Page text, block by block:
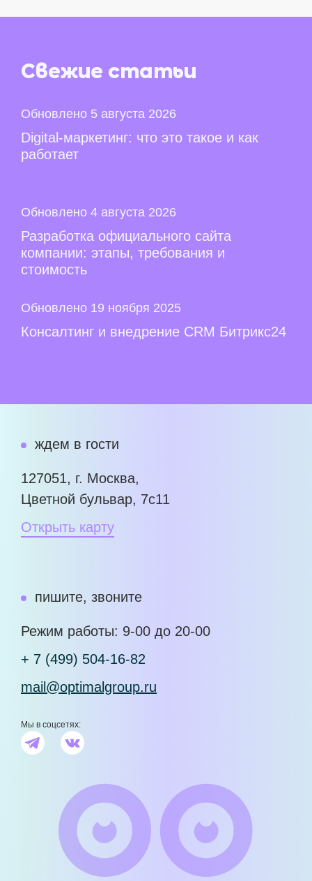
Свежие статьи
Обновлено 5 августа 2026
Digital-маркетинг: что это такое и как
работает
Обновлено 4 августа 2026
Разработка официального сайта
компании: этапы, требования и
стоимость
Обновлено 19 ноября 2025
Консалтинг и внедрение CRM Битрикс24
ждем в гости
127051, г. Москва,
Цветной бульвар, 7с11
Открыть карту
пишите, звоните
Режим работы: 9-00 до 20-00
+ 7 (499) 504-16-82
mail@optimalgroup.ru
Мы в соцсетях: